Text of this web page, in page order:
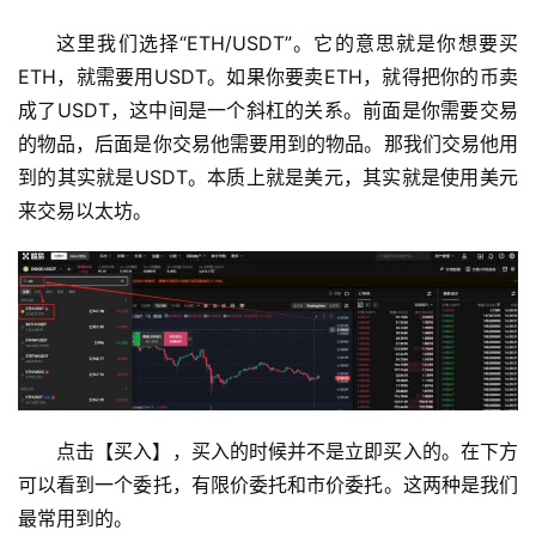
这里我们选择“ETH/USDT”。它的意思就是你想要买
ETH，就需要用USDT。如果你要卖ETH，就得把你的币卖
成了USDT，这中间是一个斜杠的关系。前面是你需要交易
的物品，后面是你交易他需要用到的物品。那我们交易他用
到的其实就是USDT。本质上就是美元，其实就是使用美元
来交易以太坊。
点击【买入】，买入的时候并不是立即买入的。在下方
可以看到一个委托，有限价委托和市价委托。这两种是我们
最常用到的。